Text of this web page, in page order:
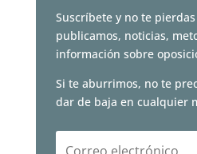
Suscríbete y no te
publicamos, noticias,
información sobre
Si te aburrimos, no te
dar de baja en cualquier